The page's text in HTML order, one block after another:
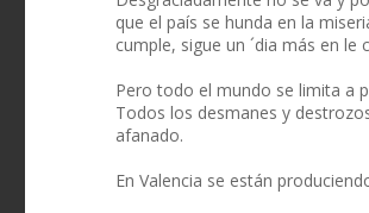
que el país se hunda en la
cumple, sigue un ´dia más en le
Pero todo el mundo se limita a
Todos los desmanes y
afanado.
En Valencia se están